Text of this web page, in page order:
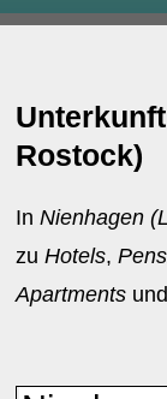
Rostock)
InNienhagen
zuHotels,
Apartments und